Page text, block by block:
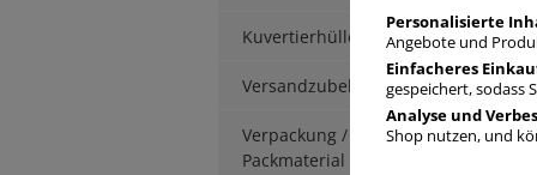
Kuvertierhüllen
Versandzubehör
Verpackung / Kartonage /
Packmaterial
Personalisierte
Angebote und
Einfacheres
gespeichert, sodass
Analyse und
Shop nutzen, und